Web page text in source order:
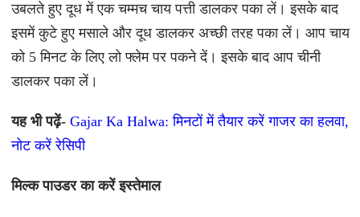
उबलते हुए दूध में एक चम्मच चाय पत्ती डालकर पका लें। इसके बाद
इसमें कुटे हुए मसाले और दूध डालकर अच्छी तरह पका लें। आप चाय
को 5 मिनट के लिए लो फ्लेम पर पकने दें। इसके बाद आप चीनी
डालकर पका लें।
यह भी पढ़ें- Gajar Ka Halwa: मिनटों में तैयार करें गाजर का हलवा,
नोट करें रेसिपी
मिल्क पाउडर का करें इस्तेमाल